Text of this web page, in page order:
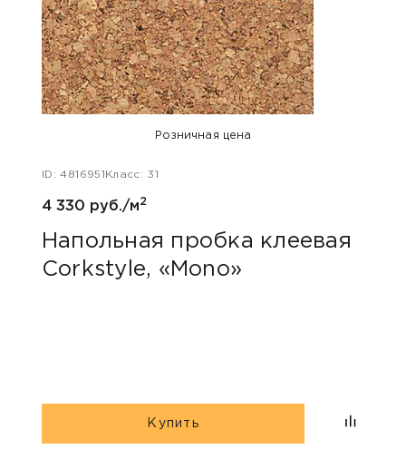
Розничная цена
ID: 4816951 Класс: 31
4 330 руб./м2
Напольная пробка клеевая
Corkstyle, «Mono»
Купить